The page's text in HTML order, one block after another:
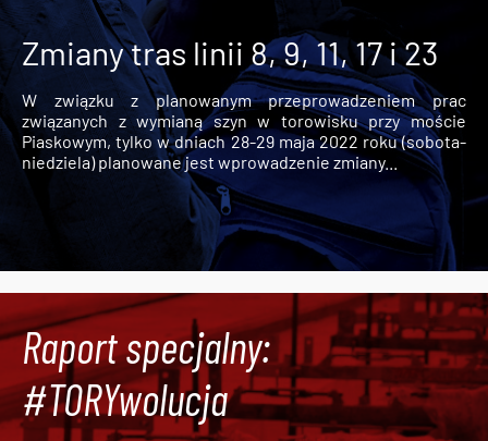
Zmiany tras linii 8, 9, 11, 17 i 23
W związku z planowanym przeprowadzeniem prac
związanych z wymianą szyn w torowisku przy moście
Piaskowym, tylko w dniach 28-29 maja 2022 roku (sobota-
niedziela) planowane jest wprowadzenie zmiany...
Raport specjalny:
#TORYwolucja